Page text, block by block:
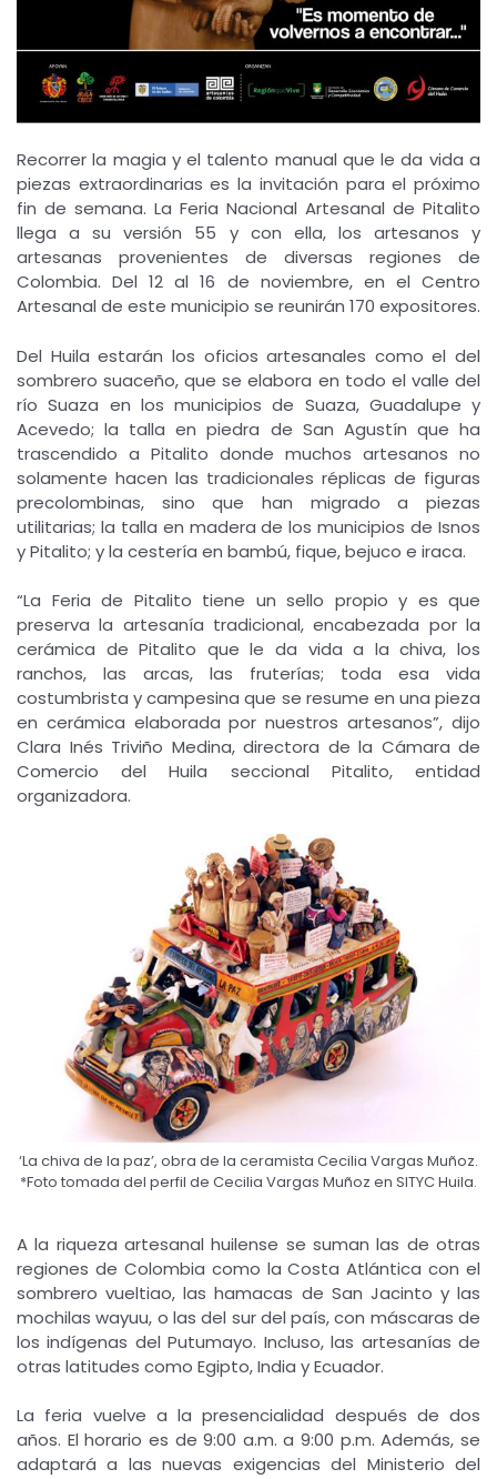
Recorrer la magia y el talento manual que le da vida a
piezas extraordinarias es la invitación para el próximo
fin de semana. La Feria Nacional Artesanal de Pitalito
llega a su versión 55 y con ella, los artesanos y
artesanas provenientes de diversas regiones de
Colombia. Del 12 al 16 de noviembre, en el Centro
Artesanal de este municipio se reunirán 170 expositores.
Del Huila estarán los oficios artesanales como el del
sombrero suaceño, que se elabora en todo el valle del
río Suaza en los municipios de Suaza, Guadalupe y
Acevedo; la talla en piedra de San Agustín que ha
trascendido a Pitalito donde muchos artesanos no
solamente hacen las tradicionales réplicas de figuras
precolombinas, sino que han migrado a piezas
utilitarias; la talla en madera de los municipios de Isnos
y Pitalito; y la cestería en bambú, fique, bejuco e iraca.
“La Feria de Pitalito tiene un sello propio y es que
preserva la artesanía tradicional, encabezada por la
cerámica de Pitalito que le da vida a la chiva, los
ranchos, las arcas, las fruterías; toda esa vida
costumbrista y campesina que se resume en una pieza
en cerámica elaborada por nuestros artesanos”, dijo
Clara Inés Triviño Medina, directora de la Cámara de
Comercio del Huila seccional Pitalito, entidad
organizadora.
‘La chiva de la paz’, obra de la ceramista Cecilia Vargas Muñoz.
*Foto tomada del perfil de Cecilia Vargas Muñoz en SITYC Huila.
A la riqueza artesanal huilense se suman las de otras
regiones de Colombia como la Costa Atlántica con el
sombrero vueltiao, las hamacas de San Jacinto y las
mochilas wayuu, o las del sur del país, con máscaras de
los indígenas del Putumayo. Incluso, las artesanías de
otras latitudes como Egipto, India y Ecuador.
La feria vuelve a la presencialidad después de dos
años. El horario es de 9:00 a.m. a 9:00 p.m. Además, se
adaptará a las nuevas exigencias del Ministerio del